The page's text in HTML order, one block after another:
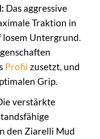
Das aggressive
Traktion in
losem Untergrund.
Profil zusetzt, und
Grip.
verstärkte
den Ziarelli Mud